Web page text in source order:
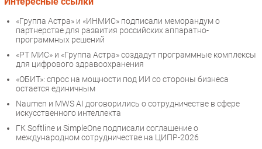
«Группа Астра» и «ИНМИС» подписали меморандум о
партнерстве для развития российских аппаратно-
программных решений
«РТ МИС» и «Группа Астра» создадут программные комплексы
для цифрового здравоохранения
«ОБИТ»: спрос на мощности под ИИ со стороны бизнеса
остается единичным
Naumen и MWS AI договорились о сотрудничестве в сфере
искусственного интеллекта
ГК Softline и SimpleOne подписали соглашение о
международном сотрудничестве на ЦИПР-2026